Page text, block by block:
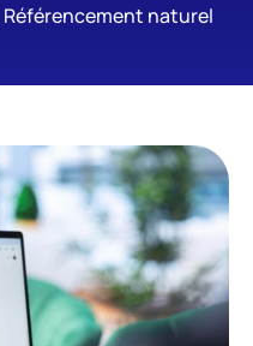
Référencement naturel